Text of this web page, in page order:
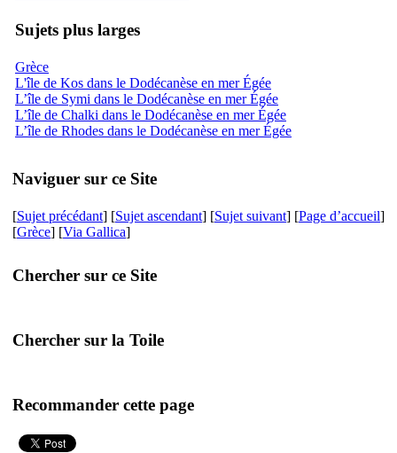
Sujets plus larges
Grèce
L'île de Kos dans le Dodécanèse en mer Égée
L’île de Symi dans le Dodécanèse en mer Égée
L’île de Chalki dans le Dodécanèse en mer Égée
L’île de Rhodes dans le Dodécanèse en mer Égée
Naviguer sur ce Site
[Sujet précédant] [Sujet ascendant] [Sujet suivant] [Page d’accueil]
[Grèce] [Via Gallica]
Chercher sur ce Site
Chercher sur la Toile
Recommander cette page